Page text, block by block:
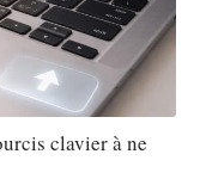
clavier à ne